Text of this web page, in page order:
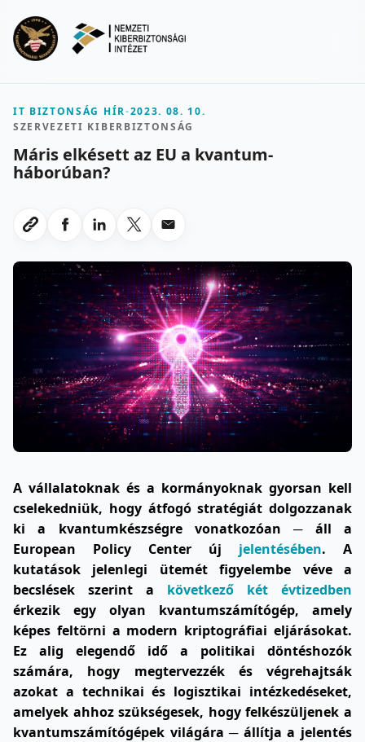
IT BIZTONSÁG HÍR-2023. 08. 10.
SZERVEZETI KIBERBIZTONSÁG
Máris elkésett az EU a kvantum-
háborúban?
Link masolasa
Megosztas Facebookon
Megosztas LinkedInen
Megosztas X-en
Megosztas emailben
A vállalatoknak és a kormányoknak gyorsan kell
cselekedniük, hogy átfogó stratégiát dolgozzanak
ki a kvantumkészségre vonatkozóan ─ áll a
European Policy Center új jelentésében. A
kutatások jelenlegi ütemét figyelembe véve a
becslések szerint a következő
két évtizedben
érkezik egy olyan kvantumszámítógép, amely
képes feltörni a modern kriptográfiai eljárásokat.
Ez alig elegendő idő a politikai döntéshozók
számára, hogy megtervezzék és végrehajtsák
azokat a technikai és logisztikai intézkedéseket,
amelyek ahhoz szükségesek, hogy felkészüljenek a
kvantumszámítógépek világára ─ állítja a jelentés